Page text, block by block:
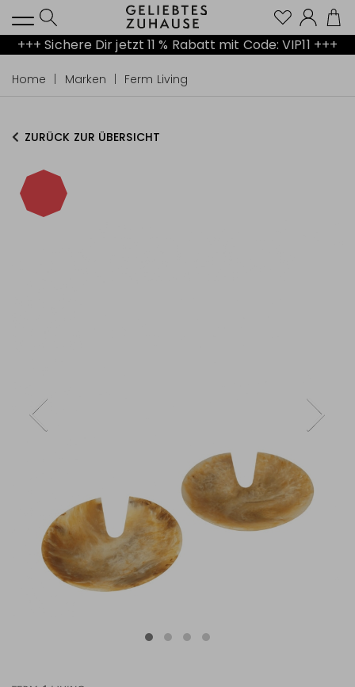
+++ Sichere Dir jetzt 11 % Rabatt mit Code: VIP11 +++
Home Marken Ferm Living
ZURÜCK ZUR ÜBERSICHT